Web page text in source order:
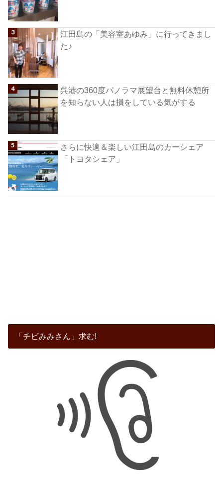
江田島の「美容室あゆみ」に行ってきまし
た♪
呉港の360度パノラマ展望台と無料休憩所
を知らない人は損をしている気がする
さらに快適＆楽しい江田島のカーシェア
「トヨタシェア」
「チビみみさん」求む!